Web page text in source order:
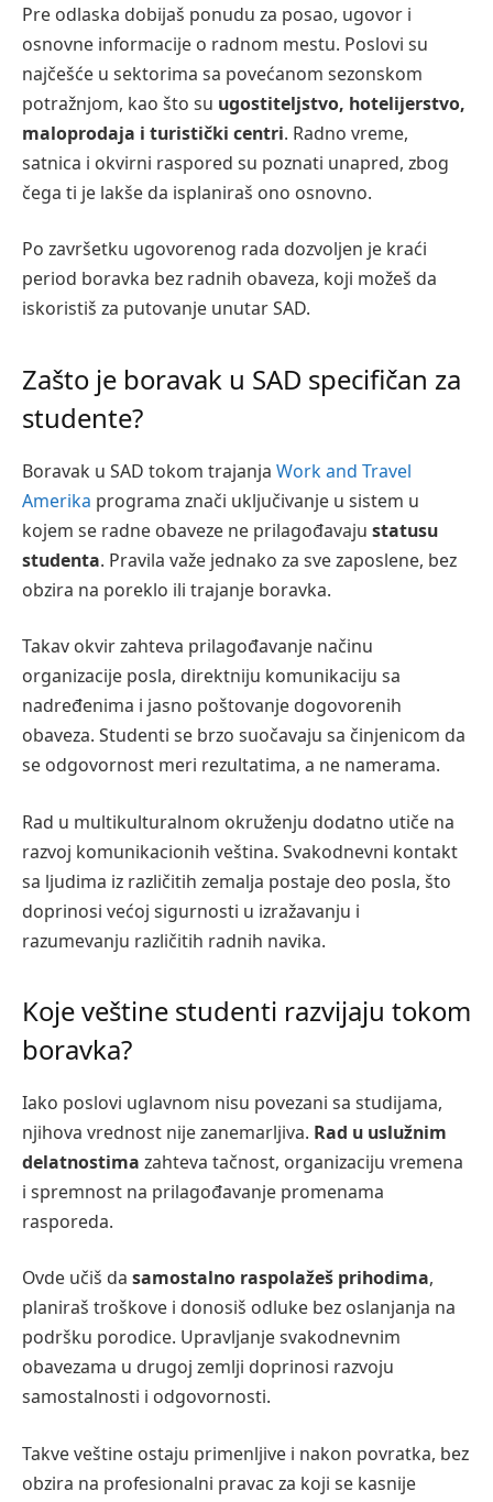
Pre odlaska dobijaš ponudu za posao, ugovor i
osnovne informacije o radnom mestu. Poslovi su
najčešće u sektorima sa povećanom sezonskom
potražnjom, kao što su ugostiteljstvo, hotelijerstvo,
maloprodaja i turistički centri. Radno vreme,
satnica i okvirni raspored su poznati unapred, zbog
čega ti je lakše da isplaniraš ono osnovno.
Po završetku ugovorenog rada dozvoljen je kraći
period boravka bez radnih obaveza, koji možeš da
iskoristiš za putovanje unutar SAD.
Zašto je boravak u SAD specifičan za
studente?
Boravak u SAD tokom trajanja Work and Travel
Amerika programa znači uključivanje u sistem u
kojem se radne obaveze ne prilagođavaju statusu
studenta. Pravila važe jednako za sve zaposlene, bez
obzira na poreklo ili trajanje boravka.
Takav okvir zahteva prilagođavanje načinu
organizacije posla, direktniju komunikaciju sa
nadređenima i jasno poštovanje dogovorenih
obaveza. Studenti se brzo suočavaju sa činjenicom da
se odgovornost meri rezultatima, a ne namerama.
Rad u multikulturalnom okruženju dodatno utiče na
razvoj komunikacionih veština. Svakodnevni kontakt
sa ljudima iz različitih zemalja postaje deo posla, što
doprinosi većoj sigurnosti u izražavanju i
razumevanju različitih radnih navika.
Koje veštine studenti razvijaju tokom
boravka?
Iako poslovi uglavnom nisu povezani sa studijama,
njihova vrednost nije zanemarljiva. Rad u uslužnim
delatnostima zahteva tačnost, organizaciju vremena
i spremnost na prilagođavanje promenama
rasporeda.
Ovde učiš da samostalno raspolažeš prihodima,
planiraš troškove i donosiš odluke bez oslanjanja na
podršku porodice. Upravljanje svakodnevnim
obavezama u drugoj zemlji doprinosi razvoju
samostalnosti i odgovornosti.
Takve veštine ostaju primenljive i nakon povratka, bez
obzira na profesionalni pravac za koji se kasnije